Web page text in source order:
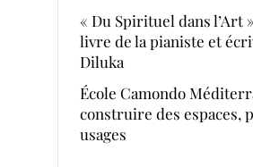
« Du Spirituel dans l’Art
livre de la pianiste et
Diluka
École Camondo
construire des espaces,
usages